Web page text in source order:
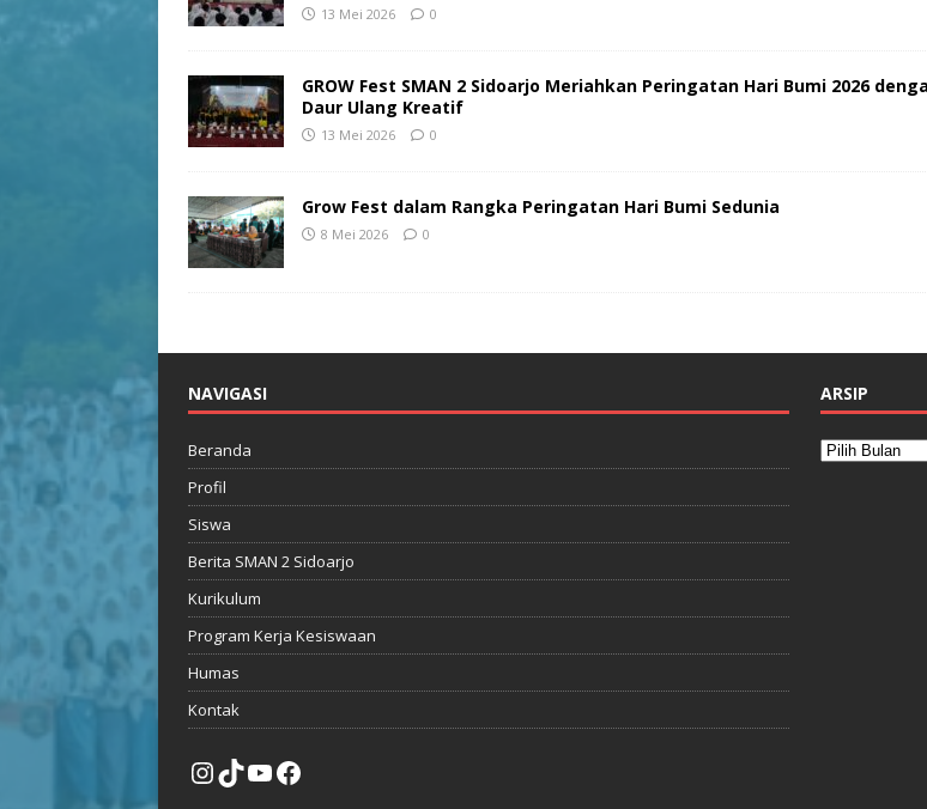
13 Mei 2026 0
GROW Fest SMAN 2 Sidoarjo Meriahkan Peringatan Hari Bumi 2026
Daur Ulang Kreatif
13 Mei 2026 0
Grow Fest dalam Rangka Peringatan Hari Bumi Sedunia
8 Mei 2026 0
NAVIGASI
Beranda
Profil
Siswa
Berita SMAN 2 Sidoarjo
Kurikulum
Program Kerja Kesiswaan
Humas
Kontak
ARSIP